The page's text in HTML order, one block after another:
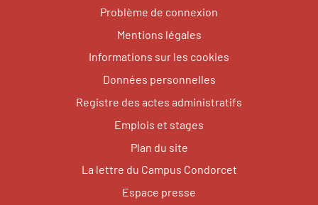
Problème de connexion
Mentions légales
Informations sur les cookies
Données personnelles
Registre des actes administratifs
Emplois et stages
Plan du site
La lettre du Campus Condorcet
Espace presse